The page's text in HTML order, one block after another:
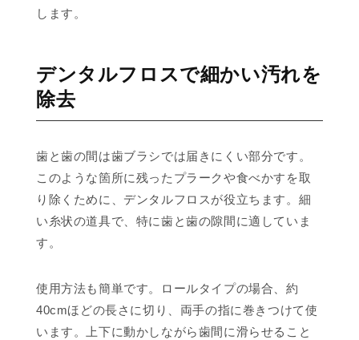
します。
デンタルフロスで細かい汚れを
除去
歯と歯の間は歯ブラシでは届きにくい部分です。
このような箇所に残ったプラークや食べかすを取
り除くために、デンタルフロスが役立ちます。細
い糸状の道具で、特に歯と歯の隙間に適していま
す。
使用方法も簡単です。ロールタイプの場合、約
40cmほどの長さに切り、両手の指に巻きつけて使
います。上下に動かしながら歯間に滑らせること